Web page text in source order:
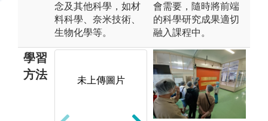
念及其他科學，如材
料科學、奈米技術、
生物化學等。
會需要，隨時將前端
的科學研究成果適切
融入課程中。
學習
方法
未上傳圖片 未上傳圖片